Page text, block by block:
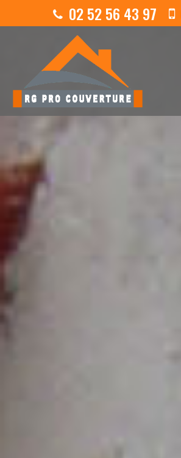
02 52 56 43 97